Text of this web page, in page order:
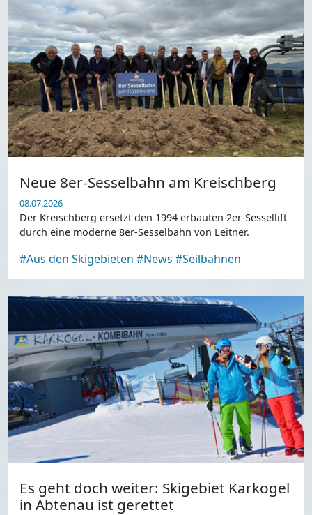
Neue 8er-Sesselbahn am Kreischberg
08.07.2026
Der Kreischberg ersetzt den 1994 erbauten 2er-Sessellift
durch eine moderne 8er-Sesselbahn von Leitner.
#Aus den Skigebieten #News #Seilbahnen
Es geht doch weiter: Skigebiet Karkogel
in Abtenau ist gerettet